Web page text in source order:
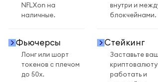
NFLXon на
наличные.
внутри и
блокчейнами.
Фьючерсы
Лонг или шорт
токенов с плечом
до 50x.
Стейкинг
Заставьте
криптовалюту
работать и